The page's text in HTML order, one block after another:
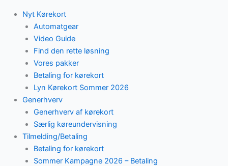
Nyt Kørekort
Automatgear
Video Guide
Find den rette løsning
Vores pakker
Betaling for kørekort
Lyn Kørekort Sommer 2026
Generhverv
Generhverv af kørekort
Særlig køreundervisning
Tilmelding/Betaling
Betaling for kørekort
Sommer Kampagne 2026 – Betaling